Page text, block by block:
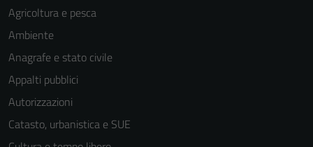
Agricoltura e pesca
Ambiente
Anagrafe e stato civile
Appalti pubblici
Autorizzazioni
Catasto, urbanistica e SUE